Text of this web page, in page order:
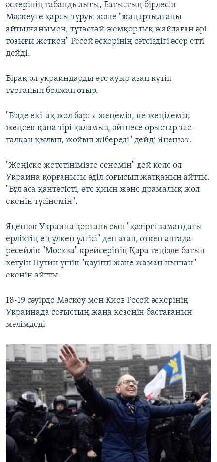
әскерінің табандылығы, Батыстың бірлесіп
Мәскеуге қарсы тұруы және "жаңартылғаны
айтылғанымен, тұтастай жемқорлық жайлаған әрі
тозығы жеткен" Ресей әскерінің сәтсіздігі әсер етті
дейді.
Бірақ ол украиндарды өте ауыр азап күтіп
тұрғанын болжап отыр.
"Бізде екі-ақ жол бар: я жеңеміз, не жеңілеміз;
жеңсек қана тірі қаламыз, әйтпесе орыстар тас-
талқан қылып, жойып жібереді" дейді Яценюк.
"Жеңіске жететінімізге сенемін" дей келе ол
Украина қорғанысы әділ соғысып жатқанын айтты.
"Бұл аса қантөгісті, өте қиын және драмалық жол
екенін түсінемін".
Яценюк Украина қорғанысын "қазіргі замандағы
ерліктің ең үлкен үлгісі" деп атап, өткен аптада
ресейлік "Москва" крейсерінің Қара теңізде батып
кетуін Путин үшін "қауіпті және жаман нышан"
екенін айтты.
18-19 сәуірде Мәскеу мен Киев Ресей әскерінің
Украинада соғыстың жаңа кезеңін бастағанын
мәлімдеді.